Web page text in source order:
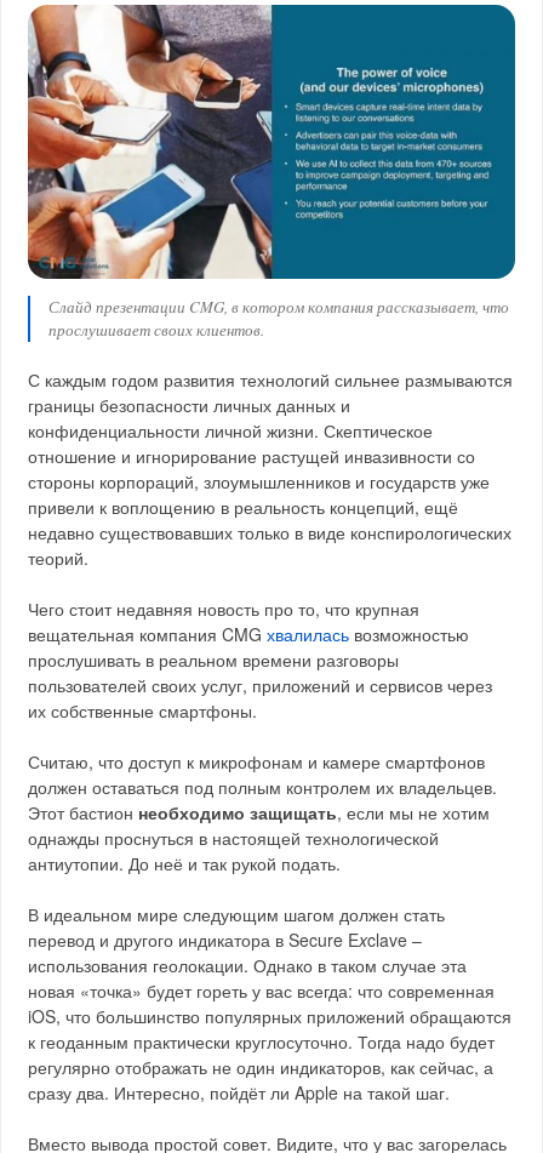
Слайд презентации CMG, в котором компания рассказывает, что
прослушивает своих клиентов.
С каждым годом развития технологий сильнее размываются
границы безопасности личных данных и
конфиденциальности личной жизни. Скептическое
отношение и игнорирование растущей инвазивности со
стороны корпораций, злоумышленников и государств уже
привели к воплощению в реальность концепций, ещё
недавно существовавших только в виде конспирологических
теорий.
Чего стоит недавняя новость про то, что крупная
вещательная компания CMGхвалилась возможностью
прослушивать в реальном времени разговоры
пользователей своих услуг, приложений и сервисов через
их собственные смартфоны.
Считаю, что доступ к микрофонам и камере смартфонов
должен оставаться под полным контролем их владельцев.
Этот бастион необходимо защищать, если мы не хотим
однажды проснуться в настоящей технологической
антиутопии. До неё и так рукой подать.
В идеальном мире следующим шагом должен стать
перевод и другого индикатора в Secure Exclave –
использования геолокации. Однако в таком случае эта
новая «точка» будет гореть у вас всегда: что современная
iOS, что большинство популярных приложений обращаются
к геоданным практически круглосуточно. Тогда надо будет
регулярно отображать не один индикаторов, как сейчас, а
сразу два. Интересно, пойдёт ли Apple на такой шаг.
Вместо вывода простой совет. Видите, что у вас загорелась